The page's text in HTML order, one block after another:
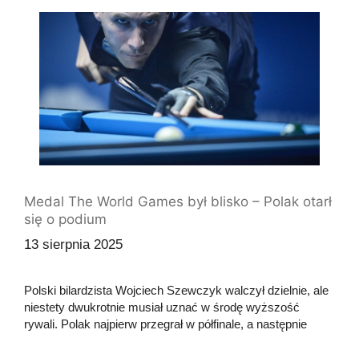
Medal The World Games był blisko – Polak otarł
się o podium
13 sierpnia 2025
Polski bilardzista Wojciech Szewczyk walczył dzielnie, ale
niestety dwukrotnie musiał uznać w środę wyższość
rywali. Polak najpierw przegrał w półfinale, a następnie